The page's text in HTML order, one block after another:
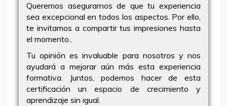
Queremos asegurarnos de que tu experiencia
sea excepcional en todos los aspectos. Por ello,
te invitamos a compartir tus impresiones hasta
el momento..
Tu opinión es invaluable para nosotros y nos
ayudará a mejorar aún más esta experiencia
formativa. Juntos, podemos hacer de esta
certificación un espacio de crecimiento y
aprendizaje sin igual.